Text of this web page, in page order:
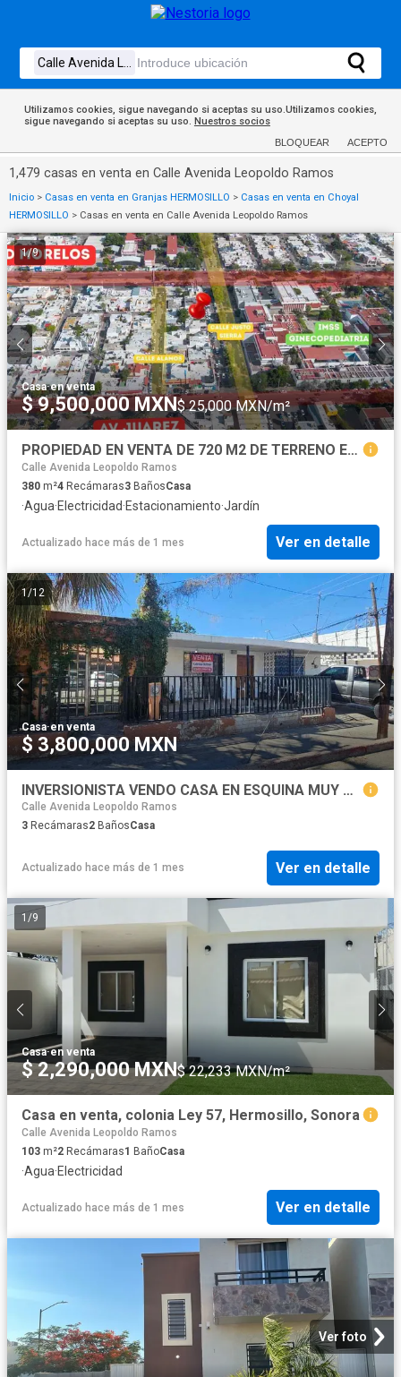
Utilizamos cookies, sigue navegando si aceptas su uso.Utilizamos cookies,
sigue navegando si aceptas su uso. Nuestros socios
BLOQUEAR ACEPTO
1,479 casas en venta en Calle Avenida Leopoldo Ramos
Inicio > Casas en venta en Granjas HERMOSILLO > Casas en venta en Choyal
HERMOSILLO > Casas en venta en Calle Avenida Leopoldo Ramos
1/9
Casa·en venta
$ 9,500,000 MXN$ 25,000 MXN/m²
PROPIEDAD EN VENTA DE 720 M2 DE TERRENO EN COLONIA CONSTITUCION
Calle Avenida Leopoldo Ramos
380 m²4 Recámaras3 BañosCasa
·Agua·Electricidad·Estacionamiento·Jardín
Actualizado hace más de 1 mes Ver en detalle
1/12
Casa·en venta
$ 3,800,000 MXN
INVERSIONISTA VENDO CASA EN ESQUINA MUY BUENA UBICACIÓN PARA TU NEGOCIO A UNA CUADRA DEL BLVD. LUIS ENCINAS EN HERMOSILLO SONORA
Calle Avenida Leopoldo Ramos
3 Recámaras2 BañosCasa
Actualizado hace más de 1 mes Ver en detalle
1 /9
Casa·en venta
$ 2,290,000 MXN$ 22,233 MXN/m²
Casa en venta, colonia Ley 57, Hermosillo, Sonora
Calle Avenida Leopoldo Ramos
103 m²2 Recámaras1 BañoCasa
·Agua·Electricidad
Actualizado hace más de 1 mes Ver en detalle
Ver foto